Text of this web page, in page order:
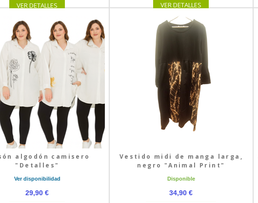
VER DETALLES VER DETALLES
algodón camisero
"Detalles"
Ver disponibilidad
29,90 €
Vestido midi de manga larga,
negro "Animal Print"
Disponible
34,90 €